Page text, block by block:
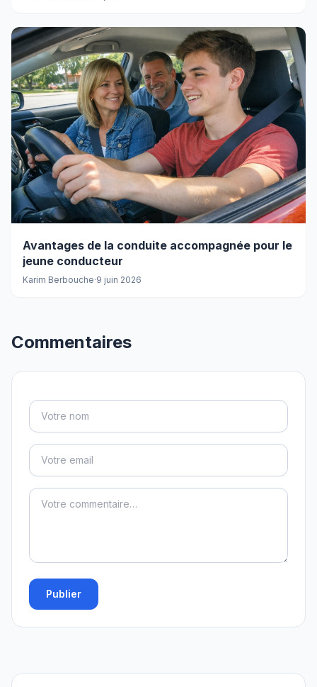
Avantages de la conduite accompagnée pour le
jeune conducteur
Karim Berbouche·9 juin 2026
Commentaires
Publier